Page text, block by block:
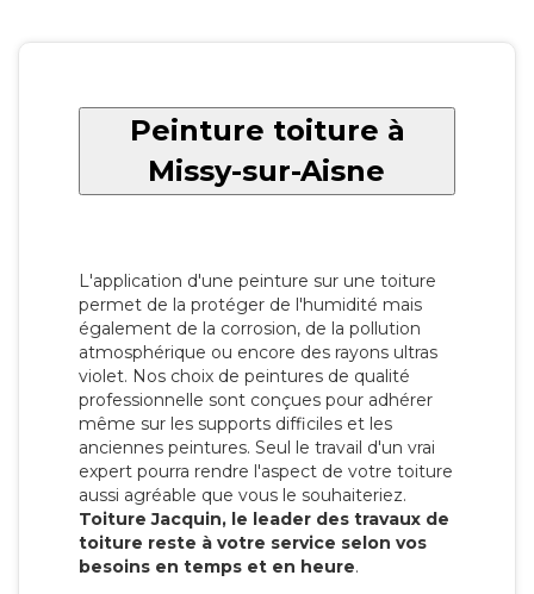
Peinture toiture à
Missy-sur-Aisne
L'application d'une peinture sur une toiture
permet de la protéger de l'humidité mais
également de la corrosion, de la pollution
atmosphérique ou encore des rayons ultras
violet. Nos choix de peintures de qualité
professionnelle sont conçues pour adhérer
même sur les supports difficiles et les
anciennes peintures. Seul le travail d'un vrai
expert pourra rendre l'aspect de votre toiture
aussi agréable que vous le souhaiteriez.
Toiture Jacquin, le leader des travaux de
toiture reste à votre service selon vos
besoins en temps et en heure.